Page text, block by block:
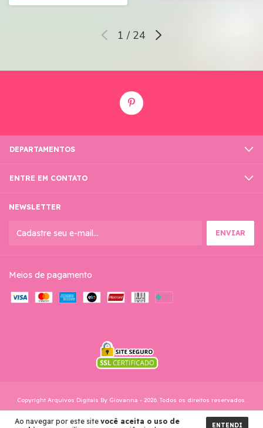
Ao navegar por este site você aceita o uso de
ENTENDI
1 / 24
DEPARTAMENTOS
ENTRE EM CONTATO
NEWSLETTER
Meios de pagamento
Copyright Arquivos Digitais By Giovanna - 2026. Todos os direitos reservados.